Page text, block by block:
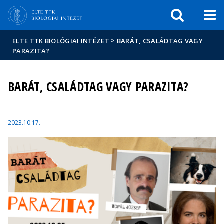
sajtóban
ELTE TTK BIOLÓGIAI INTÉZET > BARÁT, CSALÁDTAG VAGY
PARAZITA?
BARÁT, CSALÁDTAG VAGY PARAZITA?
2023.10.17.